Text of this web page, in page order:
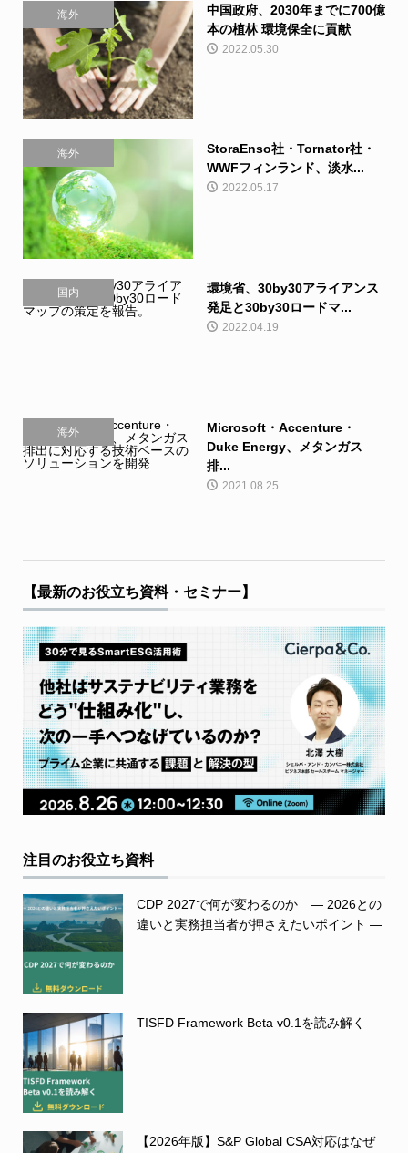
海外
中国政府、2030年までに700億
本の植林 環境保全に貢献
2022.05.30
海外
StoraEnso社・Tornator社・
WWFフィンランド、淡水...
2022.05.17
国内
環境省、30by30アライアンス
発足と30by30ロードマ...
2022.04.19
海外
Microsoft・Accenture・
Duke Energy、メタンガス
排...
2021.08.25
【最新のお役立ち資料・セミナー】
注目のお役立ち資料
CDP 2027で何が変わるのか ― 2026との
違いと実務担当者が押さえたいポイント ―
TISFD Framework Beta v0.1を読み解く
【2026年版】S&P Global CSA対応はなぜ